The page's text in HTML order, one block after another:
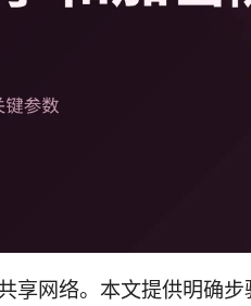
享网络。本文提供明确